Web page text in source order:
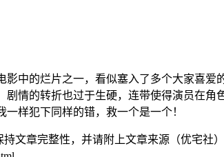
影中的烂片之一，看似塞入了多个大家喜
剧情的转折也过于生硬，连带使得演员在
样犯下同样的错，救一个是一个！
持文章完整性，并请附上文章来源（优宅社）